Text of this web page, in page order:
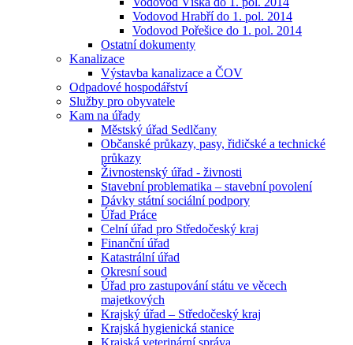
Vodovod Hrabří do 1. pol. 2014
Vodovod Pořešice do 1. pol. 2014
Ostatní dokumenty
Kanalizace
Výstavba kanalizace a ČOV
Odpadové hospodářství
Služby pro obyvatele
Kam na úřady
Městský úřad Sedlčany
Občanské průkazy, pasy, řidičské a technické
průkazy
Živnostenský úřad - živnosti
Stavební problematika – stavební povolení
Dávky státní sociální podpory
Úřad Práce
Celní úřad pro Středočeský kraj
Finanční úřad
Katastrální úřad
Okresní soud
Úřad pro zastupování státu ve věcech
majetkových
Krajský úřad – Středočeský kraj
Krajská hygienická stanice
Krajská veterinární správa